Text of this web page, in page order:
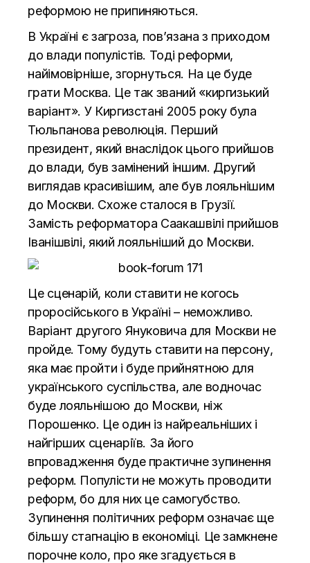
реформою не припиняються.
В Україні є загроза, пов’язана з приходом
до влади популістів. Тоді реформи,
найімовірніше, згорнуться. На це буде
грати Москва. Це так званий «киргизький
варіант». У Киргизстані 2005 року була
Тюльпанова революція. Перший
президент, який внаслідок цього прийшов
до влади, був замінений іншим. Другий
виглядав красивішим, але був лояльнішим
до Москви. Схоже сталося в Грузії.
Замість реформатора Саакашвілі прийшов
Іванішвілі, який лояльніший до Москви.
Це сценарій, коли ставити не когось
проросійського в Україні – неможливо.
Варіант другого Януковича для Москви не
пройде. Тому будуть ставити на персону,
яка має пройти і буде прийнятною для
українського суспільства, але водночас
буде лояльнішою до Москви, ніж
Порошенко. Це один із найреальніших і
найгірших сценаріїв. За його
впровадження буде практичне зупинення
реформ. Популісти не можуть проводити
реформ, бо для них це самогубство.
Зупинення політичних реформ означає ще
більшу стагнацію в економіці. Це замкнене
порочне коло, про яке згадується в